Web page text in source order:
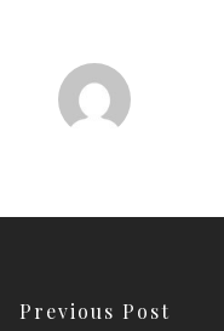
Previous Post